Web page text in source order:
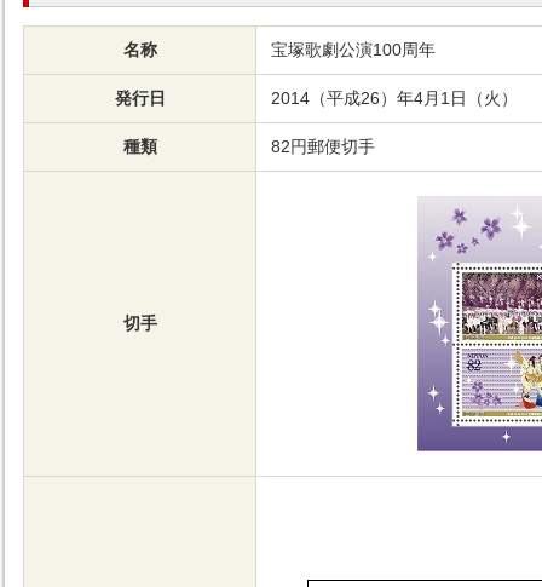
名称 宝塚歌劇公演100周年
発行日 2014（平成26）年4月1日（火）
種類 82円郵便切手
切手